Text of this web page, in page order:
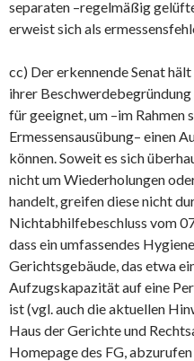
separaten –regelmäßig
erweist sich als
cc) Der erkennende Senat
ihrer
für geeignet, um –im Rahmen
Ermessensausübung– einen
können. Soweit es sich
nicht um Wiederholungen
handelt, greifen diese nicht
Nichtabhilfebeschluss vom
dass ein umfassendes
Gerichtsgebäude, das etwa
Aufzugskapazität auf eine
ist (vgl. auch die aktuellen
Haus der Gerichte und
Homepage des FG,